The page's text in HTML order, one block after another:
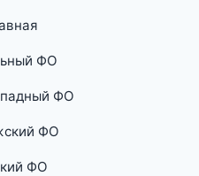
ФО
ФО
ФО
ФО